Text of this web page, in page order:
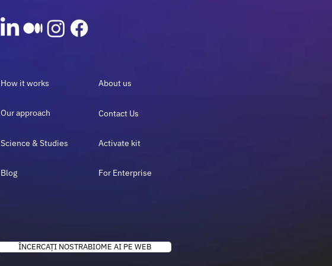
How it works About us
Our approach Contact Us
Science & Studies Activate kit
Blog For Enterprise
ÎNCERCAȚI NOSTRABIOME AI PE WEB